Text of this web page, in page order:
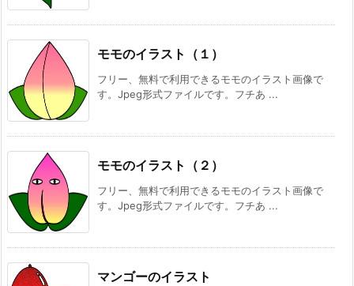
モモのイラスト（１）
フリー、無料で利用できるモモのイラスト画像で
す。Jpeg形式ファイルです。フチあ ...
モモのイラスト（２）
フリー、無料で利用できるモモのイラスト画像で
す。Jpeg形式ファイルです。フチあ ...
マンゴーのイラスト